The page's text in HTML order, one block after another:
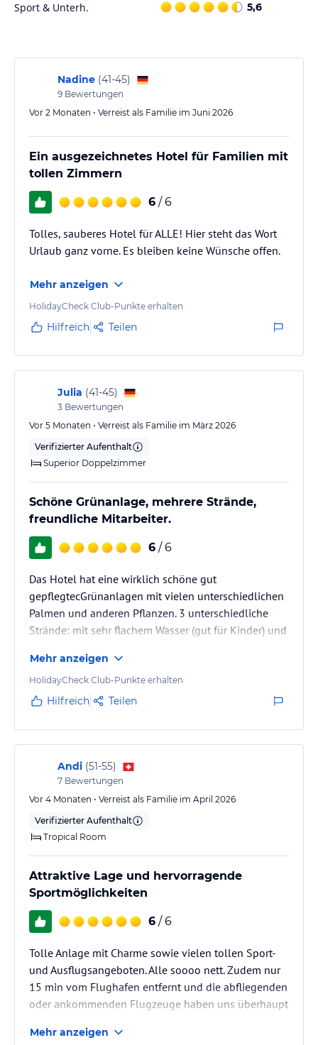
Sport & Unterh. 5,6
Nadine (41-45)
9 Bewertungen
Vor 2 Monaten • Verreist als Familie im Juni 2026
Ein ausgezeichnetes Hotel für Familien mit
tollen Zimmern
6 / 6
Tolles, sauberes Hotel für ALLE! Hier steht das Wort
Urlaub ganz vorne. Es bleiben keine Wünsche offen.
Mehr anzeigen
HolidayCheck Club-Punkte erhalten
Hilfreich Teilen
Julia (41-45)
3 Bewertungen
Vor 5 Monaten • Verreist als Familie im März 2026
Verifizierter Aufenthalt
Superior Doppelzimmer
Schöne Grünanlage, mehrere Strände,
freundliche Mitarbeiter.
6 / 6
Das Hotel hat eine wirklich schöne gut
gepflegtecGrünanlagen mit vielen unterschiedlichen
Palmen und anderen Pflanzen. 3 unterschiedliche
Strände: mit sehr flachem Wasser (gut für Kinder) und
Flughunde, die sich von Mangos ernähren. Abends
habe ich mit meinem Sohn Geckos gejagt und
Einsiedlerkrebse mit Krabben beobachtet. Der nahe
wieder Flugzeuge, man hört sie aber wir haben es als
interessant empfunden und nicht als…
Mehr anzeigen
HolidayCheck Club-Punkte erhalten
Hilfreich Teilen
Andi (51-55)
7 Bewertungen
Vor 4 Monaten • Verreist als Familie im April 2026
Verifizierter Aufenthalt
Tropical Room
Attraktive Lage und hervorragende
Sportmöglichkeiten
6 / 6
Tolle Anlage mit Charme sowie vielen tollen Sport-
und Ausflugsangeboten. Alle soooo nett. Zudem nur
15 min vom Flughafen entfernt und die abfliegenden
oder ankommenden Flugzeuge haben uns überhaupt
Mehr anzeigen